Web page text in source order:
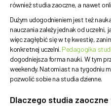
również studia zaoczne, a nawet
Dużym udogodnieniem jest też
nauczania zależy jednak od uczelni,
więc zagłębić się w tę kwestię,
konkretnej uczelni. Pedagogika
dogodniejsza forma nauki. W tym
weekendy. Natomiast na tygodniu
pozwolić sobie na studia dzienne.
Dlaczego studia